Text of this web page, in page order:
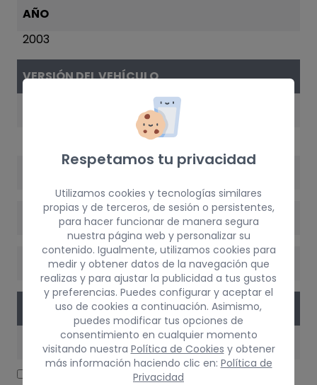
AÑO
2003
VERSIÓN DEL VEHÍCULO
VERSIÓN
CAMBIO
PIEZAS
MOTOR / ADMISIÓN / ESCAPE
MOTOR COMPLETO
Respetamos tu privacidad
Utilizamos cookies y tecnologías similares
propias y de terceros, de sesión o persistentes,
para hacer funcionar de manera segura
nuestra página web y personalizar su
contenido. Igualmente, utilizamos cookies para
medir y obtener datos de la navegación que
realizas y para ajustar la publicidad a tus gustos
y preferencias. Puedes configurar y aceptar el
uso de cookies a continuación. Asimismo,
puedes modificar tus opciones de
consentimiento en cualquier momento
visitando nuestra Política de Cookies y obtener
más información haciendo clic en: Política de
Privacidad